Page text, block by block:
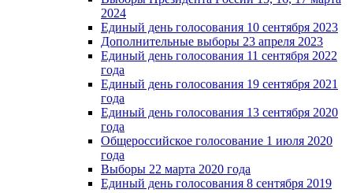
2024
Единый день голосования 10 сентября 2023
Дополнительные выборы 23 апреля 2023
Единый день голосования 11 сентября 2022
года
Единый день голосования 19 сентября 2021
года
Единый день голосования 13 сентября 2020
года
Общероссийское голосование 1 июля 2020
года
Выборы 22 марта 2020 года
Единый день голосования 8 сентября 2019